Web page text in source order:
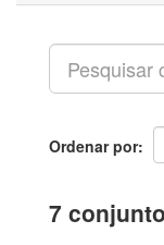
Ordenar por
7